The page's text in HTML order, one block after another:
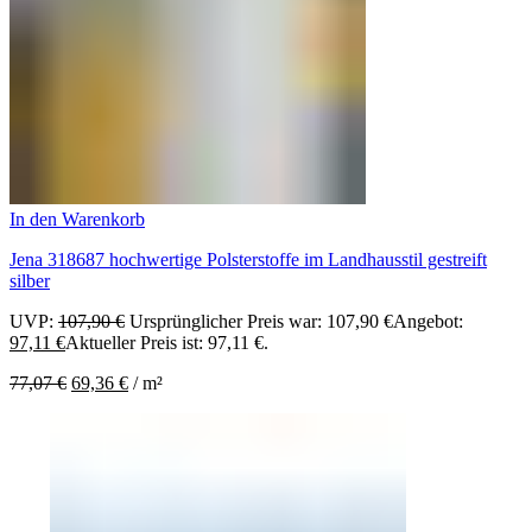
In den Warenkorb
Jena 318687 hochwertige Polsterstoffe im Landhausstil gestreift
silber
UVP: 107,90€ Ursprünglicher Preis war: 107,90 €Angebot:
97,11 €Aktueller Preis ist: 97,11 €.
77,07€ 69,36 € /m²